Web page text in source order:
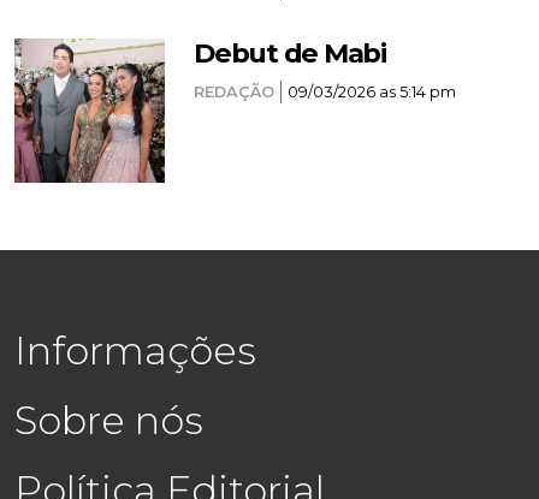
Debut de Mabi
REDAÇÃO 09/03/2026 as 5:14 pm
Informações
Sobre nós